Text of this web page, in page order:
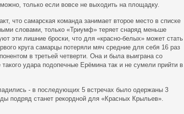
только если вовсе не выходить на площадку.
что самарская команда занимает второе место в списке
словами, только «Триумф» теряет снаряд меньше
эти лишние броски, что для «красно-белых» может стать
круга самарцы потеряли мяч средние для себя 16 раз
в третьей четверти. Она и была выиграна со
удара подопечные Ерёмина так и не сумели прийти в
- в последующих 5 встречах было одержаны 3
подряд станет рекордной для «Красных Крыльев».